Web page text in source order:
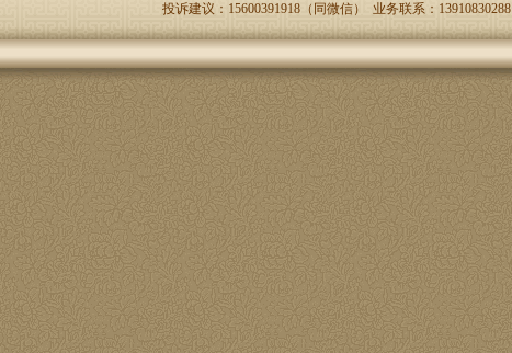
投诉建议：15600391918（同微信） 业务联系：13910830288